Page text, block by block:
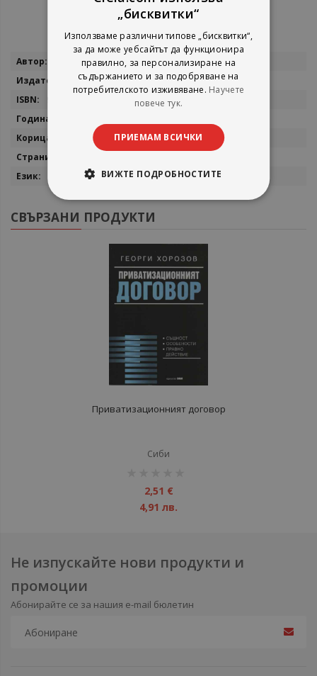
Повече
Боряна Мусева
Сиби
български
СВЪРЗАНИ ПРОДУКТИ
Приватизационният договор
Сиби
2,51 €
4,91 лв.
Не изпускайте нови продукти и
промоции
Абонирайте се за нашия e-mail бюлетин
„бисквитки“
Използваме различни типове „бисквитки“,
за да може уебсайтът да функционира
правилно, за персонализиране на
съдържанието и за подобряване на
потребителското изживяване. Научете
повече тук.
ПРИЕМАМ ВСИЧКИ
ВИЖТЕ ПОДРОБНОСТИТЕ